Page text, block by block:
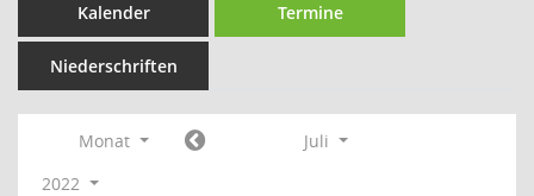
Kalender Termine
Niederschriften
Monat
Juli
2022